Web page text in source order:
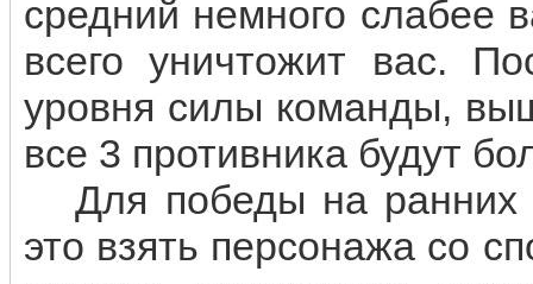
средний немного слабее
всего уничтожит вас.
уровня силы команды,
все 3 противника будут
Для победы на ранних
это взять персонажа со